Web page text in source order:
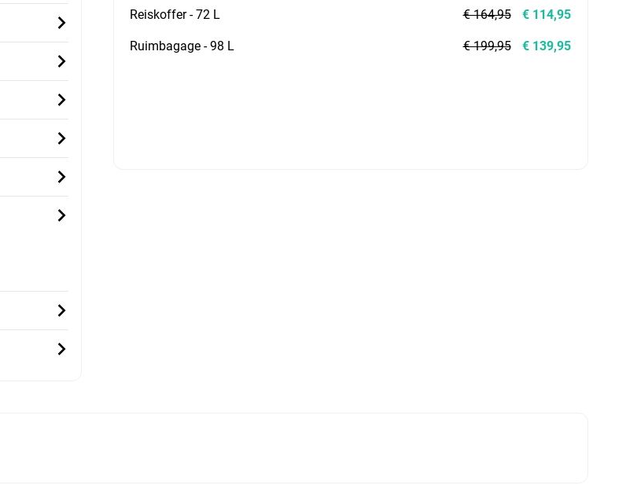
Reiskoffer - 72 L
Ruimbagage - 98 L
€ 164,95
€ 199,95
€ 114,95
€ 139,95